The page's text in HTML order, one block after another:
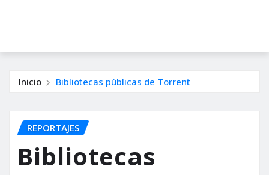
Inicio Bibliotecas públicas de Torrent
REPORTAJES
Bibliotecas